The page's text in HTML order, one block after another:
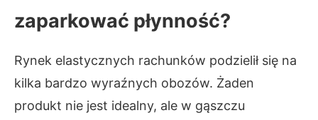
zaparkować płynność?
Rynek elastycznych rachunków podzielił się na
kilka bardzo wyraźnych obozów. Żaden
produkt nie jest idealny, ale w gąszczu